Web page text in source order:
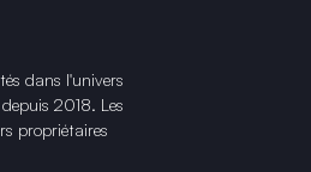
dans l'univers
2018. Les
propriétaires